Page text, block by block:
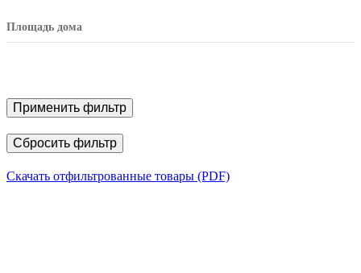
Площадь дома
Применить фильтр
Сбросить фильтр
Скачать отфильтрованные товары (PDF)